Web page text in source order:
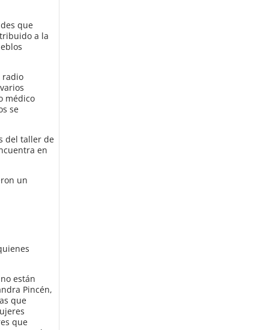
que
a la
radio
médico
se
del taller de
en
un
están
Pincén,
que
que